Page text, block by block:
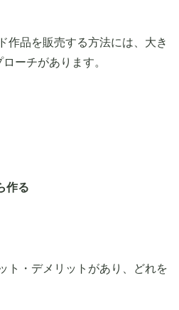
作品を販売する方法には、大き
ーチがあります。
作る
ト・デメリットがあり、どれを